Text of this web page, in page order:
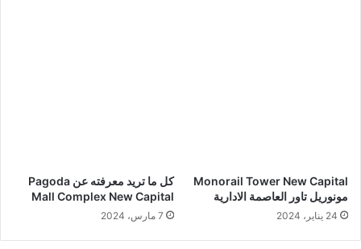
Monorail Tower New Capital
مونوريل تاور العاصمة الادارية
24 يناير، 2024
كل ما تريد معرفته عن Pagoda
Mall Complex New Capital
7 مارس، 2024